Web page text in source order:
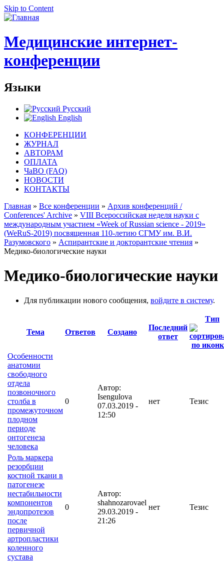
Skip to Content
Медицинские интернет-
конференции
Языки
Русский
English
КОНФЕРЕНЦИИ
ЖУРНАЛ
АВТОРАМ
ОПЛАТА
ЧаВО (FAQ)
НОВОСТИ
КОНТАКТЫ
Главная » Все конференции » Архив конференций /
Conferences' Archive » VIII Всероссийская неделя науки с
международным участием «Week of Russian science - 2019»
(WeRuS-2019) посвященная 110-летию СГМУ им. В.И.
Разумовского » Аспирантские и докторантские чтения »
Медико-биологические науки
Медико-биологические науки
Для публикации нового сообщения, войдите в систему.
Тема Ответов Создано
Последний
ответ
Тип
Особенности
анатомии
свободного
отдела
позвоночного
столба в
промежуточном
плодном
периоде
онтогенеза
человека
0
Автор:
Isengulova
07.03.2019 -
12:50
нет Тезис
Роль маркера
резорбции
костной ткани в
патогенезе
нестабильности
компонентов
эндопротезов
после
первичной
артропластики
коленного
сустава
0
Автор:
shahnozarovael
29.03.2019 -
21:26
нет Тезис